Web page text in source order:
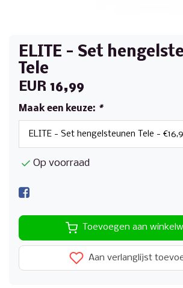
ELITE - Set
Tele
EUR 16,99
Maak een keuze: *
Op voorraad
Toevoegen aan
Aan verlanglijst